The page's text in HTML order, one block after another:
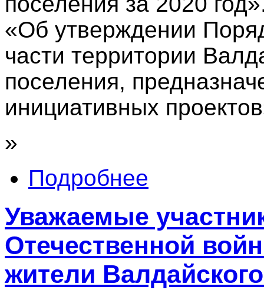
«Об утверждении
части территории
поселения,
инициативных
»
Подробнее
Уважаемые
Отечественной
жители